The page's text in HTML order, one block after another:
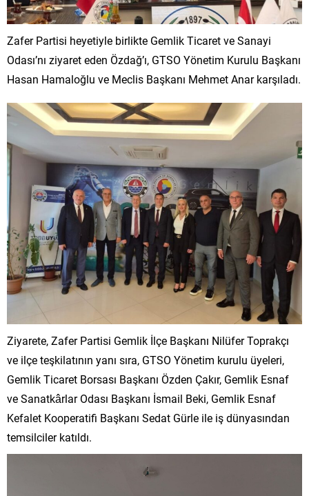
Zafer Partisi heyetiyle birlikte Gemlik Ticaret ve Sanayi
Odası’nı ziyaret eden Özdağ’ı, GTSO Yönetim Kurulu Başkanı
Hasan Hamaloğlu ve Meclis Başkanı Mehmet Anar karşıladı.
Ziyarete, Zafer Partisi Gemlik İlçe Başkanı Nilüfer Toprakçı
ve ilçe teşkilatının yanı sıra, GTSO Yönetim kurulu üyeleri,
Gemlik Ticaret Borsası Başkanı Özden Çakır, Gemlik Esnaf
ve Sanatkârlar Odası Başkanı İsmail Beki, Gemlik Esnaf
Kefalet Kooperatifi Başkanı Sedat Gürle ile iş dünyasından
temsilciler katıldı.